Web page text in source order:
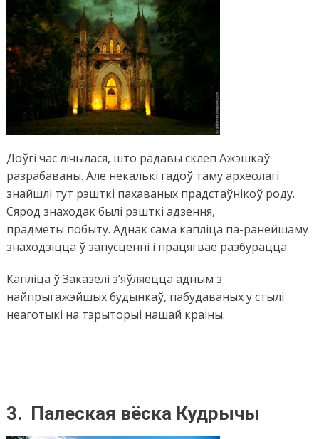
Доўгі час лічылася, што радавы склеп Ажэшкаў
разрабаваны. Але некалькі гадоў таму археолагі
знайшлі тут рэшткі пахаваных прадстаўнікоў роду.
Сярод знаходак былі рэшткі адзення,
прадметы побыту. Аднак сама капліца па-ранейшаму
знаходзіцца ў запусценні і працягвае разбурацца.
Капліца ў Заказелі з’яўляецца адным з
найпрыгажэйшых будынкаў, пабудаваных у стылі
неаготыкі на тэрыторыі нашай краіны.
3. Палеская вёска Кудрычы